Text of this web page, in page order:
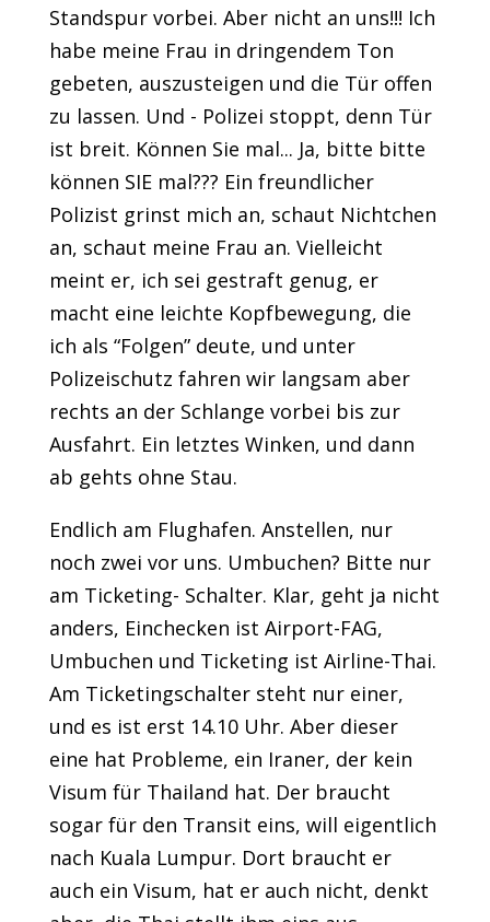
Standspur vorbei. Aber nicht an uns!!! Ich
habe meine Frau in dringendem Ton
gebeten, auszusteigen und die Tür offen
zu lassen. Und - Polizei stoppt, denn Tür
ist breit. Können Sie mal... Ja, bitte bitte
können SIE mal??? Ein freundlicher
Polizist grinst mich an, schaut Nichtchen
an, schaut meine Frau an. Vielleicht
meint er, ich sei gestraft genug, er
macht eine leichte Kopfbewegung, die
ich als “Folgen” deute, und unter
Polizeischutz fahren wir langsam aber
rechts an der Schlange vorbei bis zur
Ausfahrt. Ein letztes Winken, und dann
ab gehts ohne Stau.
Endlich am Flughafen. Anstellen, nur
noch zwei vor uns. Umbuchen? Bitte nur
am Ticketing- Schalter. Klar, geht ja nicht
anders, Einchecken ist Airport-FAG,
Umbuchen und Ticketing ist Airline-Thai.
Am Ticketingschalter steht nur einer,
und es ist erst 14.10 Uhr. Aber dieser
eine hat Probleme, ein Iraner, der kein
Visum für Thailand hat. Der braucht
sogar für den Transit eins, will eigentlich
nach Kuala Lumpur. Dort braucht er
auch ein Visum, hat er auch nicht, denkt